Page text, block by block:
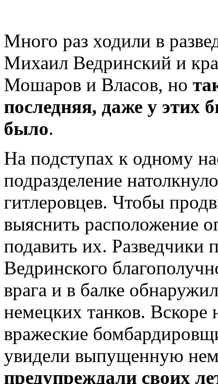
Много раз ходили в
Михаил Ведринский и
Мошаров и Власов, но
последняя, даже у этих
было.
На подступах к одному
подразделение
гитлеровцев. Чтобы
выяснить расположение
подавить их. Разведчики
Ведринского
врага и в балке
немецких танков. Вскоре
вражеские
увидели выпущенную
предупреждали своих